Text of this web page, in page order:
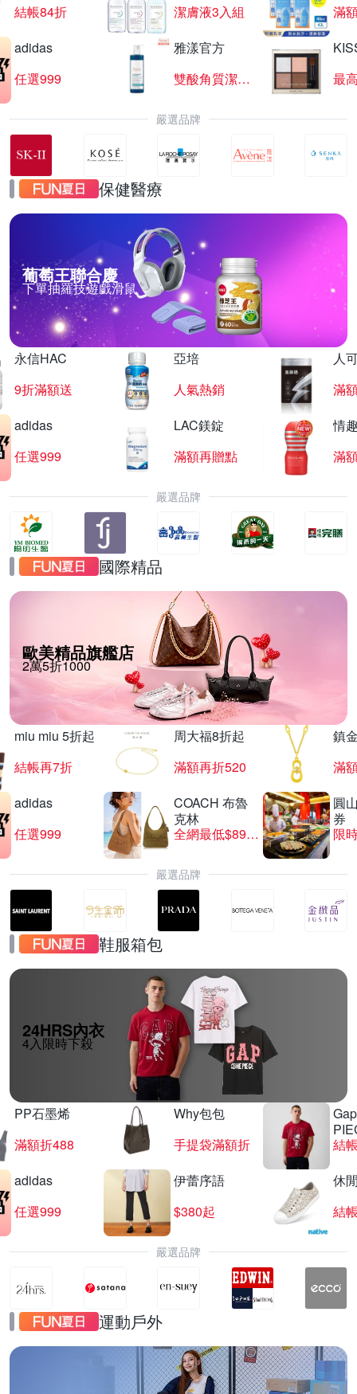
結帳84折
潔膚液3入組
滿
adidas
任選999
雅漾官方
雙酸角質潔膚露
最
嚴選品牌
保健醫療
葡萄王聯合慶
下單抽羅技遊戲滑鼠
永信HAC
9折滿額送
亞培
人氣熱銷
人
滿
adidas
任選999
LAC鎂錠
滿額再贈點
情
滿
嚴選品牌
國際精品
歐美精品旗艦店
2萬5折1000
miu miu 5折起
結帳再7折
周大福8折起
滿額再折520
鎮
滿
adidas
任選999
COACH 布魯
克林
全網最低$8999
圓
券
限
嚴選品牌
鞋服箱包
24HRS內衣
4入限時下殺
PP石墨烯
滿額折488
Why包包
手提袋滿額折
結
adidas
任選999
伊蕾序語
$380起
休
結
嚴選品牌
運動戶外